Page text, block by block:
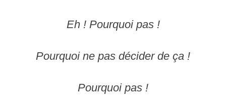
Eh ! Pourquoi pas !
Pourquoi ne pas décider de ça !
Pourquoi pas !